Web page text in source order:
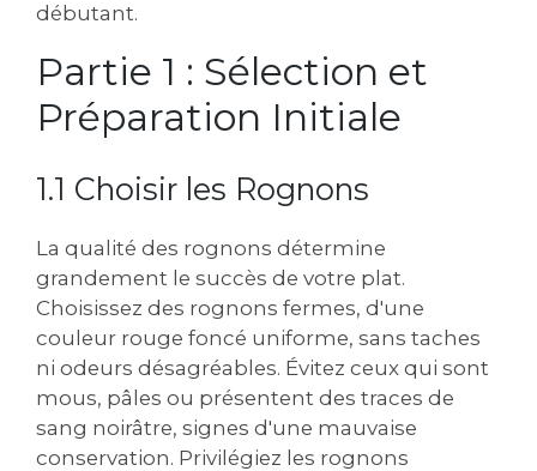
débutant.
Partie 1 : Sélection et
Préparation Initiale
1.1 Choisir les Rognons
La qualité des rognons détermine
grandement le succès de votre plat.
Choisissez des rognons fermes, d'une
couleur rouge foncé uniforme, sans taches
ni odeurs désagréables. Évitez ceux qui sont
mous, pâles ou présentent des traces de
sang noirâtre, signes d'une mauvaise
conservation. Privilégiez les rognons